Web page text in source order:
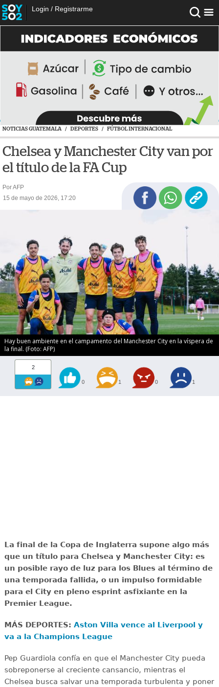
Login / Registrarme
NOTICIAS GUATEMALA / DEPORTES / FÚTBOL INTERNACIONAL
Chelsea y Manchester City van por
el título de la FA Cup
Por AFP
15 de mayo de 2026, 17:20
Hay buen ambiente en el campamento del Manchester City en la víspera de
la final. (Foto: AFP)
2
0 1 0 1
La final de la Copa de Inglaterra supone algo más
que un título para Chelsea y Manchester City: es
un posible rayo de luz para los Blues al término de
una temporada fallida, o un impulso formidable
para el City en pleno esprint asfixiante en la
Premier League.
MÁS DEPORTES: Aston Villa vence al Liverpool y
va a la Champions League
Pep Guardiola confía en que el Manchester City pueda
sobreponerse al creciente cansancio, mientras el
Chelsea busca salvar una temporada turbulenta y poner